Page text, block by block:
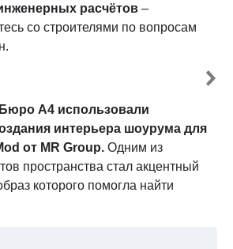
расчётов –
со строителями по вопросам
А4 использовали
интерьера шоурума для
от MR Group. Одним из
пространства стал акцентный
которого помогла найти